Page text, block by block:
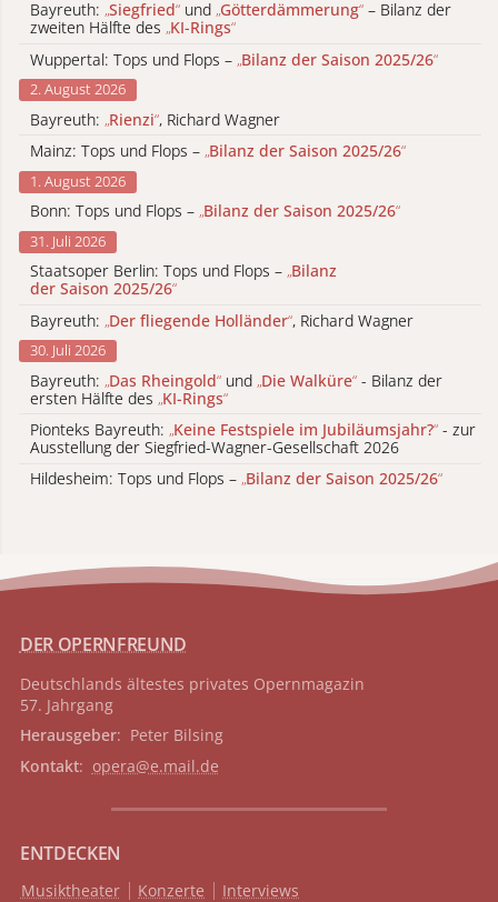
Bayreuth: „Siegfried“ und „Götterdämmerung“ – Bilanz der
zweiten Hälfte des „KI-Rings“
Wuppertal: Tops und Flops – „Bilanz der Saison 2025/26“
2. August 2026
Bayreuth: „Rienzi“, Richard Wagner
Mainz: Tops und Flops – „Bilanz der Saison 2025/26“
1. August 2026
Bonn: Tops und Flops – „Bilanz der Saison 2025/26“
31. Juli 2026
Staatsoper Berlin: Tops und Flops – „Bilanz
der Saison 2025/26“
Bayreuth: „Der fliegende Holländer“, Richard Wagner
30. Juli 2026
Bayreuth: „Das Rheingold“ und „Die Walküre“ - Bilanz der
ersten Hälfte des „KI-Rings“
Pionteks Bayreuth: „Keine Festspiele im Jubiläumsjahr?“ - zur
Ausstellung der Siegfried-Wagner-Gesellschaft 2026
Hildesheim: Tops und Flops – „Bilanz der Saison 2025/26“
DER OPERNFREUND
Deutschlands ältestes privates Opernmagazin
57. Jahrgang
Herausgeber: Peter Bilsing
Kontakt: opera@e.mail.de
ENTDECKEN
Musiktheater Konzerte Interviews